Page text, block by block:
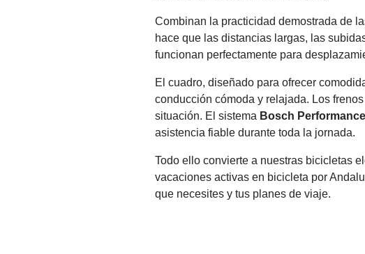
Tu ubicación
Horario preferido para la entrega /
Accesorios que te gustaría incluir
Para nuestras bicicletas eléctricas
autonomía para rutas largas o viajes de
Consulta lalista completa de accesorios
especialmente si solicitas entrega de la
También puedes revisar nuestras
Combinan la practicidad demostrada de
hace que las distancias largas, las
funcionan perfectamente para
El cuadro, diseñado para ofrecer
conducción cómoda y relajada. Los
situación. El sistema Bosch
asistencia fiable durante toda la jornada.
Todo ello convierte a nuestras bicicletas
vacaciones activas en bicicleta por
que necesites y tus planes de viaje.